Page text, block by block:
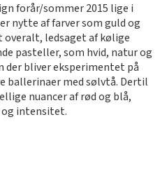
forår/sommer 2015 lige i
nytte af farver som guld og
ledsaget af kølige
pasteller, som hvid, natur og
der bliver eksperimentet på
ballerinaer med sølvtå. Dertil
nuancer af rød og blå,
og intensitet.